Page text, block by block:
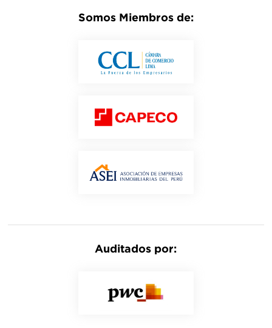
Somos Miembros de:
Auditados por: